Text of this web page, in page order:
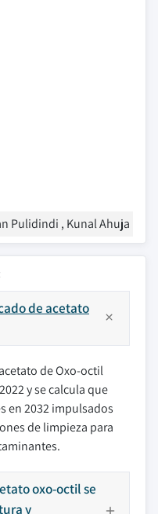
Pulidindi , Kunal Ahuja
de acetato
de Oxo-octil
y se calcula que
en 2032 impulsados
de limpieza para
oxo-octil se
y